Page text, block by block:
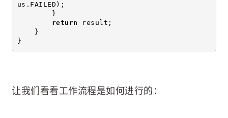
us.FAILED);
}
return result;
}
}
让我们看看工作流程是如何进行的：